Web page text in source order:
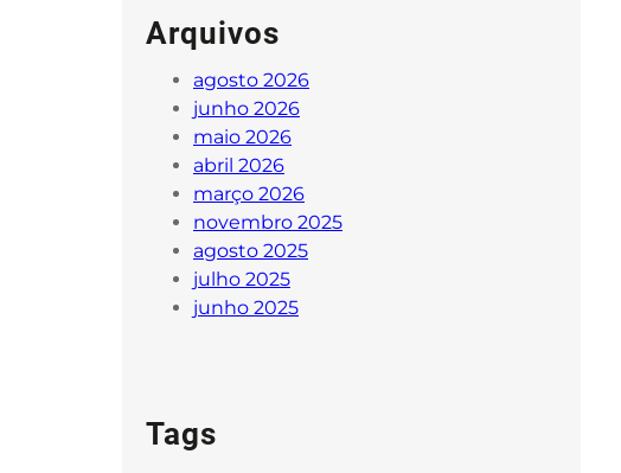
Arquivos
agosto 2026
junho 2026
maio 2026
abril 2026
março 2026
novembro 2025
agosto 2025
julho 2025
junho 2025
Tags